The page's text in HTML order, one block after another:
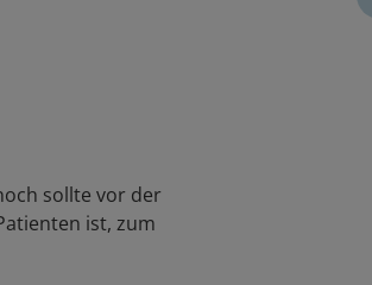
sollte vor der
ist, zum